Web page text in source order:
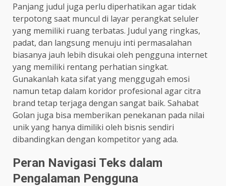
Panjang judul juga perlu diperhatikan agar tidak
terpotong saat muncul di layar perangkat seluler
yang memiliki ruang terbatas. Judul yang ringkas,
padat, dan langsung menuju inti permasalahan
biasanya jauh lebih disukai oleh pengguna internet
yang memiliki rentang perhatian singkat.
Gunakanlah kata sifat yang menggugah emosi
namun tetap dalam koridor profesional agar citra
brand tetap terjaga dengan sangat baik. Sahabat
Golan juga bisa memberikan penekanan pada nilai
unik yang hanya dimiliki oleh bisnis sendiri
dibandingkan dengan kompetitor yang ada.
Peran Navigasi Teks dalam
Pengalaman Pengguna